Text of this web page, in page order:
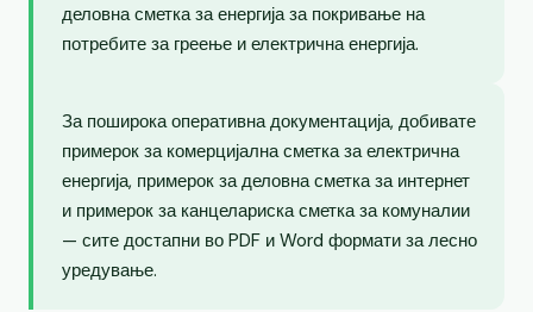
деловна сметка за енергија за покривање на
потребите за греење и електрична енергија.
За поширока оперативна документација, добивате
примерок за комерцијална сметка за електрична
енергија, примерок за деловна сметка за интернет
и примерок за канцелариска сметка за комуналии
— сите достапни во PDF и Word формати за лесно
уредување.